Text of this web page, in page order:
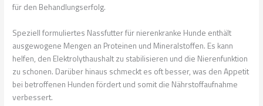
für den Behandlungserfolg.
Speziell formuliertes Nassfutter für nierenkranke Hunde enthält
ausgewogene Mengen an Proteinen und Mineralstoffen. Es kann
helfen, den Elektrolythaushalt zu stabilisieren und die Nierenfunktion
zu schonen. Darüber hinaus schmeckt es oft besser, was den Appetit
bei betroffenen Hunden fördert und somit die Nährstoffaufnahme
verbessert.